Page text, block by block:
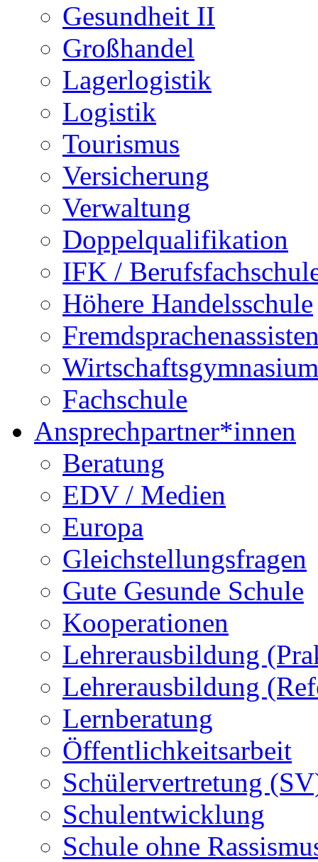
Gesundheit II
Großhandel
Lagerlogistik
Logistik
Tourismus
Versicherung
Verwaltung
Doppelqualifikation
IFK /
Höhere Handelsschule
Wirtschaftsgymnasium
Fachschule
Ansprechpartner*innen
Beratung
EDV / Medien
Europa
Gleichstellungsfragen
Gute Gesunde Schule
Kooperationen
Lehrerausbildung
Lehrerausbildung
Lernberatung
Öffentlichkeitsarbeit
Schülervertretung
Schulentwicklung
Schule ohne